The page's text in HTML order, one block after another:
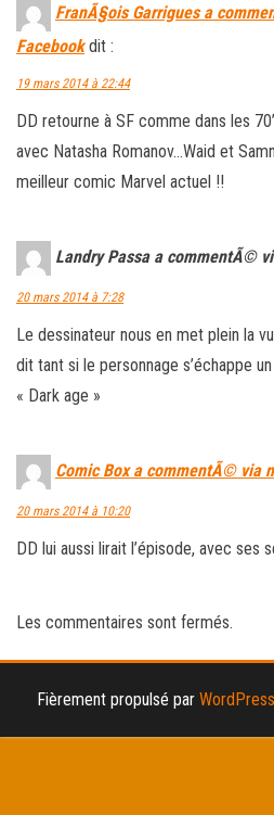
FranÃ§ois Garrigues a
Facebook dit :
19 mars 2014 à 22:44
DD retourne à SF comme dans les
avec Natasha Romanov…Waid et
meilleur comic Marvel actuel !!
Landry Passa a commentÃ©
20 mars 2014 à 7:28
Le dessinateur nous en met plein la
dit tant si le personnage s’échappe
« Dark age »
Comic Box a commentÃ© via
20 mars 2014 à 10:20
DD lui aussi lirait l’épisode, avec ses
Les commentaires sont fermés.
Fièrement propulsé par WordPress